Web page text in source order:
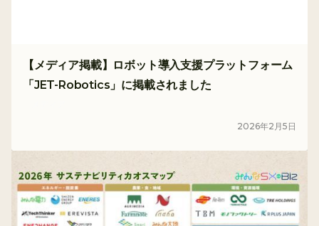
【メディア掲載】ロボット導入支援プラットフォーム
「JET-Robotics」に掲載されました
2026年2 月5 日